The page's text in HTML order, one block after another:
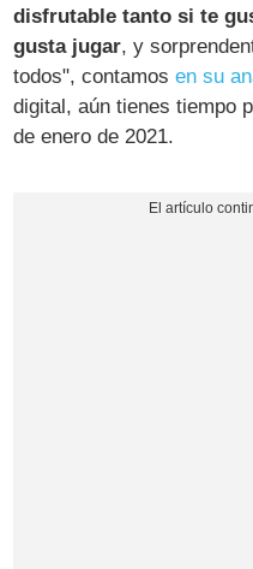
disfrutable tanto si te
gusta jugar, y
todos", contamosen su
digital, aún tienes tiempo
de enero de 2021.